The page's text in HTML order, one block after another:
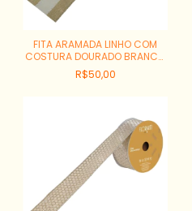
FITA ARAMADA LINHO COM
COSTURA DOURADO BRANCO
REF:57793010
R$50,00